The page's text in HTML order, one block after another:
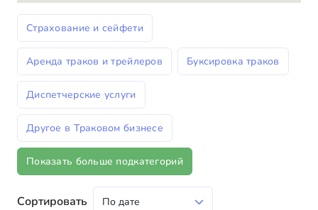
Cтрахование и сейфети
Аренда траков и трейлеров Буксировка траков
Диспетчерские услуги
Другое в Траковом бизнесе
Показать больше подкатегорий
Сортировать